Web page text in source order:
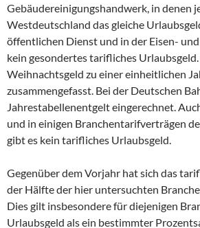
Gebäudereinigungshandwerk, in denen
Westdeutschland das gleiche
öffentlichen Dienst und in der Eisen-
kein gesondertes tarifliches
Weihnachtsgeld zu einer einheitlichen
zusammengefasst. Bei der Deutschen
Jahrestabellenentgelt eingerechnet.
und in einigen Branchentarifverträgen
gibt es kein tarifliches Urlaubsgeld.
Gegenüber dem Vorjahr hat sich das
der Hälfte der hier untersuchten
Dies gilt insbesondere für diejenigen
Urlaubsgeld als ein bestimmter